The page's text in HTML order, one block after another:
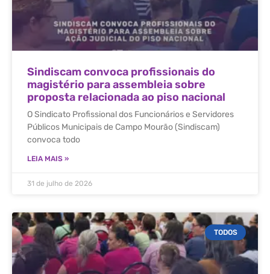
Sindiscam convoca profissionais do
magistério para assembleia sobre
proposta relacionada ao piso nacional
O Sindicato Profissional dos Funcionários e Servidores
Públicos Municipais de Campo Mourão (Sindiscam)
convoca todo
LEIA MAIS »
31 de julho de 2026
TODOS